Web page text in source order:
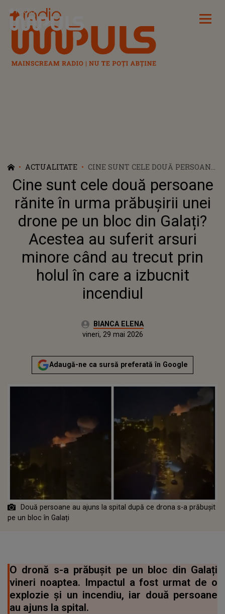
Radio Impuls
ACTUALITATE
CINE SUNT CELE DOUĂ PERSOANE
RĂNITE ÎN URMA PRĂBUȘIRII
UNEI DRONE PE UN BLOC DIN
GALAȚI? ACESTEA AU SUFERIT
ARSURI MINORE CÂND AU
TRECUT PRIN HOLUL ÎN CARE A
IZBUCNIT INCENDIUL
Cine sunt cele două persoane
rănite în urma prăbușirii unei
drone pe un bloc din Galați?
Acestea au suferit arsuri
minore când au trecut prin
holul în care a izbucnit
incendiul
Autor:BIANCA ELENA
Publicat:
vineri, 29 mai 2026
Adaugă-ne ca sursă preferată în Google
Două persoane au ajuns la spital după ce drona s-a prăbușit
pe un bloc în Galați
O dronă s-a prăbușit pe un bloc din Galați
vineri noaptea. Impactul a fost urmat de o
explozie și un incendiu, iar două persoane
au ajuns la spital.